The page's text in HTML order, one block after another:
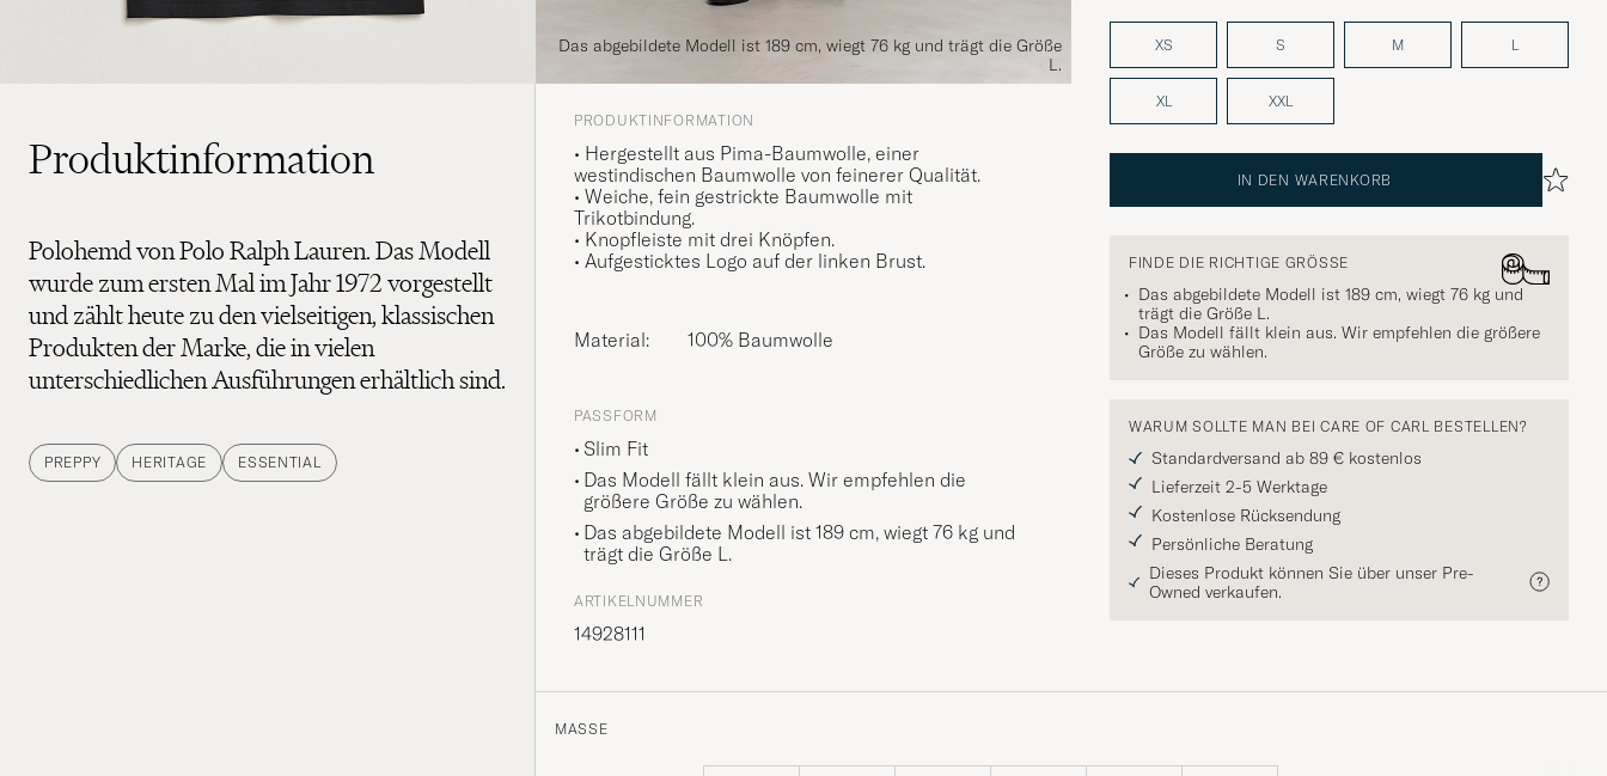
Das abgebildete Modell ist 189 cm, wiegt 76 kg und trägt die Größe
L.
XS S M L
XL XXL
IN DEN WARENKORB
FINDE DIE RICHTIGE GRÖSSE
Das abgebildete Modell ist 189 cm, wiegt 76 kg und
trägt die Größe L.
Das Modell fällt klein aus. Wir empfehlen die größere
Größe zu wählen.
WARUM SOLLTE MAN BEI CARE OF CARL BESTELLEN?
Standardversand ab 89 € kostenlos
Lieferzeit 2-5 Werktage
Kostenlose Rücksendung
Persönliche Beratung
Dieses Produkt können Sie über unser Pre-
Owned verkaufen.
Produktinformation
Polohemd von Polo Ralph Lauren. Das Modell
wurde zum ersten Mal im Jahr 1972 vorgestellt
und zählt heute zu den vielseitigen, klassischen
Produkten der Marke, die in vielen
unterschiedlichen Ausführungen erhältlich sind.
PREPPY HERITAGE ESSENTIAL
PRODUKTINFORMATION
• Hergestellt aus Pima-Baumwolle, einer
westindischen Baumwolle von feinerer Qualität.
• Weiche, fein gestrickte Baumwolle mit
Trikotbindung.
• Knopfleiste mit drei Knöpfen.
• Aufgesticktes Logo auf der linken Brust.
Material: 100% Baumwolle
PASSFORM
Slim Fit
Das Modell fällt klein aus. Wir empfehlen die
größere Größe zu wählen.
Das abgebildete Modell ist 189 cm, wiegt 76 kg und
trägt die Größe L .
ARTIKELNUMMER
14928111
MASSE